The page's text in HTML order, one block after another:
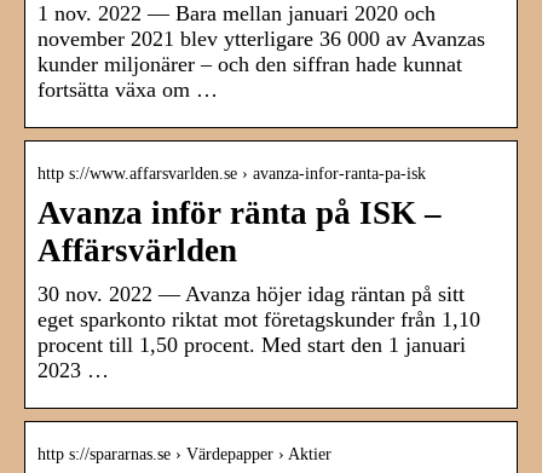
1 nov. 2022 — Bara mellan januari 2020 och
november 2021 blev ytterligare 36 000 av Avanzas
kunder miljonärer – och den siffran hade kunnat
fortsätta växa om …
http s://www.affarsvarlden.se › avanza-infor-ranta-pa-isk
Avanza inför ränta på ISK –
Affärsvärlden
30 nov. 2022 — Avanza höjer idag räntan på sitt
eget sparkonto riktat mot företagskunder från 1,10
procent till 1,50 procent. Med start den 1 januari
2023 …
http s://spararnas.se › Värdepapper › Aktier